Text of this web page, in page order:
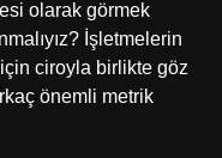
olarak görmek
İşletmelerin
ciroyla birlikte göz
önemli metrik